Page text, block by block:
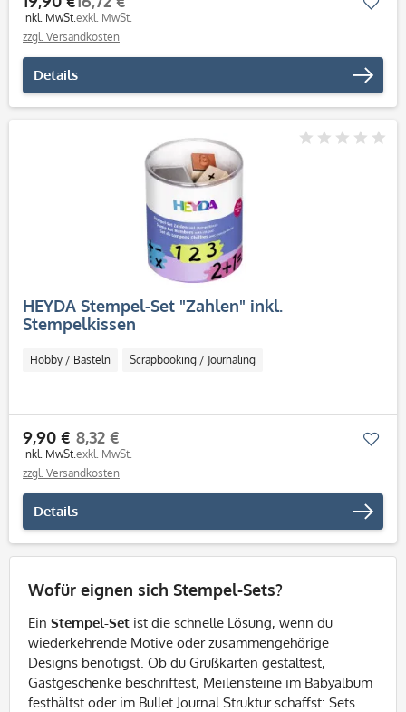
inkl. MwSt.exkl. MwSt.
zzgl. Versandkosten
Details
HEYDA Stempel-Set "Zahlen" inkl.
Stempelkissen
Hobby / Basteln Scrapbooking / Journaling
9,90 €
inkl. MwSt.
8,32 €
exkl. MwSt.
zzgl. Versandkosten
Details
Wofür eignen sich Stempel-Sets?
Ein Stempel-Set ist die schnelle Lösung, wenn du
wiederkehrende Motive oder zusammengehörige
Designs benötigst. Ob du Grußkarten gestaltest,
Gastgeschenke beschriftest, Meilensteine im Babyalbum
festhältst oder im Bullet Journal Struktur schaffst: Sets